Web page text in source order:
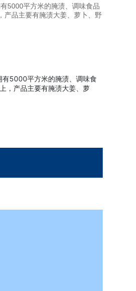
5000平方米的腌渍、调味食品
产品主要有腌渍大姜、萝卜、野
5000平方米的腌渍、调味食
，产品主要有腌渍大姜、萝